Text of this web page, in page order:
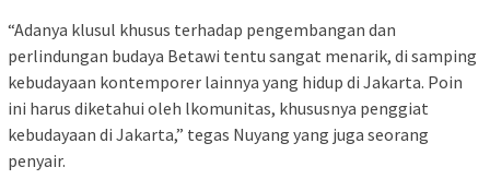
“Adanya klusul khusus terhadap pengembangan dan
perlindungan budaya Betawi tentu sangat menarik, di samping
kebudayaan kontemporer lainnya yang hidup di Jakarta. Poin
ini harus diketahui oleh lkomunitas, khususnya penggiat
kebudayaan di Jakarta,” tegas Nuyang yang juga seorang
penyair.